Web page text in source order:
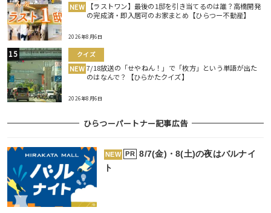
NEW
【ラストワン】最後の1邸を引き当てるのは誰？高橋開発
の完成済・即入居可のお家まとめ【ひらつー不動産】
2026年8月6日
クイズ
NEW 7/18放送の「せやねん！」で「枚方」という単語が出た
のはなんで？【ひらかたクイズ】
2026年8月6日
ひらつーパートナー記事広告
NEW PR
8/7(金)・8(土)の夜はバルナイ
ト